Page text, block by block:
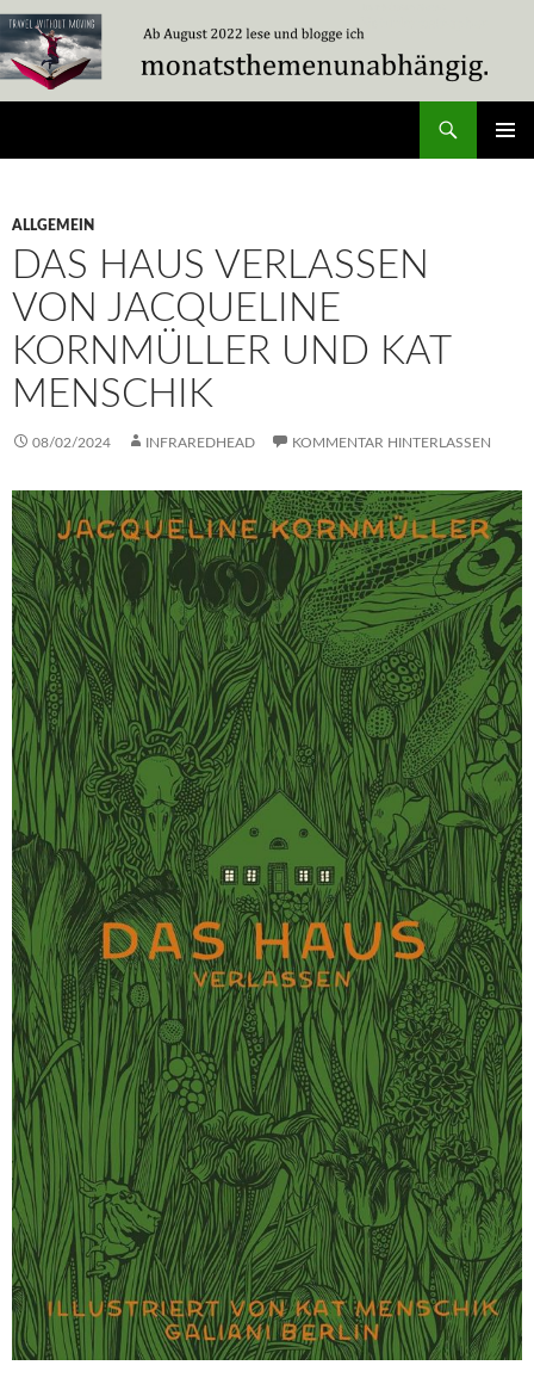
Zum
Inhalt
springen
ALLGEMEIN
DAS HAUS VERLASSEN
VON JACQUELINE
KORNMÜLLER UND KAT
MENSCHIK
08/02/2024 INFRAREDHEAD KOMMENTAR HINTERLASSEN